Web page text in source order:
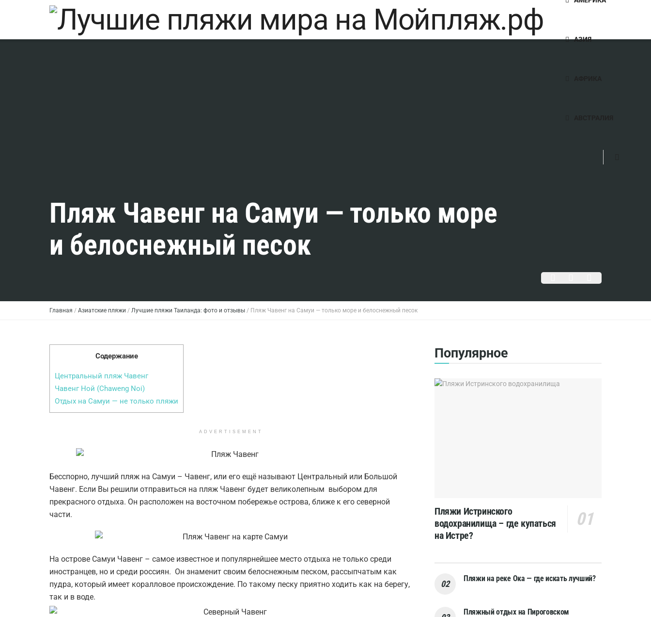
АЗИЯ
Пляж Чавенг на Самуи — только море
и белоснежный песок
Главная / Азиатские пляжи / Лучшие пляжи Таиланда: фото и отзывы / Пляж Чавенг на Самуи — только море и белоснежный песок
Содержание
Центральный пляж Чавенг
Чавенг Ной (Chaweng Noi)
Отдых на Самуи — не только пляжи
ADVERTISEMENT
Бесспорно, лучший пляж на Самуи – Чавенг, или его ещё называют Центральный или Большой
Чавенг. Если Вы решили отправиться на пляж Чавенг будет великолепным выбором для
прекрасного отдыха. Он расположен на восточном побережье острова, ближе к его северной
части.
На острове Самуи Чавенг – самое известное и популярнейшее место отдыха не только среди
иностранцев, но и среди россиян. Он знаменит своим белоснежным песком, рассыпчатым как
пудра, который имеет коралловое происхождение. По такому песку приятно ходить как на берегу,
так и в воде.
Популярное
Пляжи Истринского
водохранилища – где купаться
на Истре?
Пляжи на реке Ока — где искать лучший?
Пляжный отдых на Пироговском